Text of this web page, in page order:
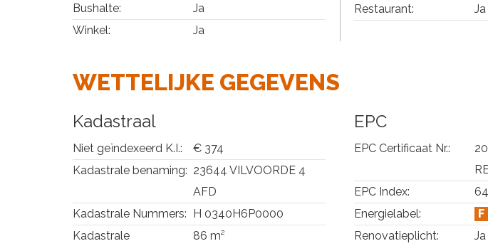
Bushalte:
Ja
Winkel:
Ja
Restaurant:
Ja
WETTELIJKE GEGEVENS
Kadastraal
Niet geïndexeerd K.I.:
€ 374
Kadastrale benaming: 23644 VILVOORDE 4
AFD
Kadastrale Nummers: H 0340H6P0000
Kadastrale
86 m²
EPC
EPC Certificaat Nr.:
EPC Index:
Energielabel:
F
Renovatieplicht:
Ja